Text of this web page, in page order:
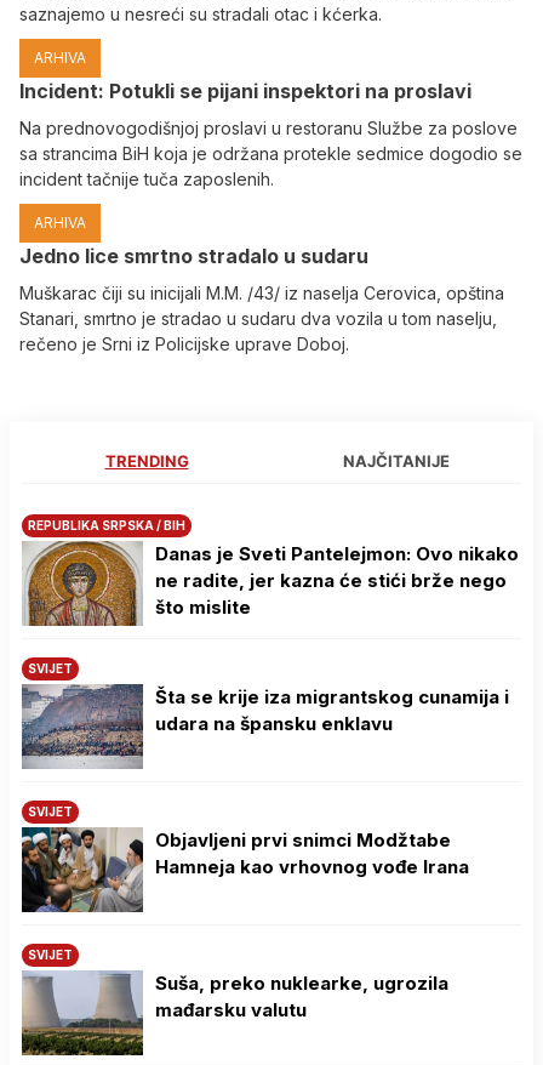
saznajemo u nesreći su stradali otac i kćerka.
ARHIVA
Incident: Potukli se pijani inspektori na proslavi
Na prednovogodišnjoj proslavi u restoranu Službe za poslove
sa strancima BiH koja je održana protekle sedmice dogodio se
incident tačnije tuča zaposlenih.
ARHIVA
Јedno lice smrtno stradalo u sudaru
Muškarac čiji su inicijali M.M. /43/ iz naselja Cerovica, opština
Stanari, smrtno je stradao u sudaru dva vozila u tom naselju,
rečeno je Srni iz Policijske uprave Doboj.
TRENDING NAJČITANIJE
REPUBLIKA SRPSKA / BIH
Danas je Sveti Pantelejmon: Ovo nikako
ne radite, jer kazna će stići brže nego
što mislite
SVIJET
Šta se krije iza migrantskog cunamija i
udara na špansku enklavu
SVIJET
Objavljeni prvi snimci Modžtabe
Hamneja kao vrhovnog vođe Irana
SVIJET
Suša, preko nuklearke, ugrozila
mađarsku valutu